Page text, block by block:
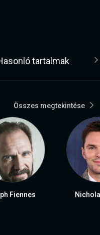
tartalmak
Összes megtekintése
Fiennes